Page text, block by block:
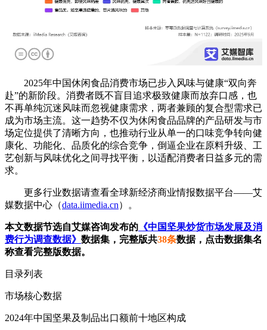
2025年中国休闲食品消费市场已步入风味与健康“双向奔
赴”的新阶段。消费者既不盲目追求极致健康而放弃口感，也
不再单纯沉迷风味而忽视健康需求，两者兼顾的复合型需求已
成为市场主流。这一趋势不仅为休闲食品品牌的产品研发与市
场定位提供了清晰方向，也推动行业从单一的口味竞争转向健
康化、功能化、品质化的综合竞争，倒逼企业在原料升级、工
艺创新与风味优化之间寻找平衡，以适配消费者日益多元的需
求。
更多行业数据请查看全球新经济商业情报数据平台——艾
媒数据中心（data.iimedia.cn）。
本文数据节选自艾媒咨询发布的 《中国坚果炒货市场发展及消
费行为调查数据》 数据集，完整版共38条数据，点击数据集名
称查看完整版数据。
目录列表
市场核心数据
2024年中国坚果及制品出口额前十地区构成